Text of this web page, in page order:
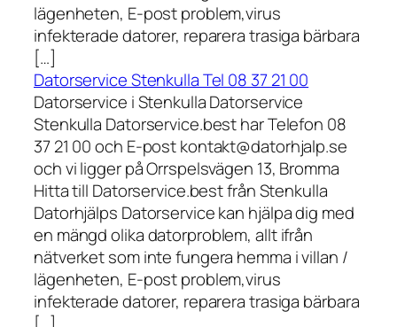
lägenheten, E-post problem,virus
infekterade datorer, reparera trasiga bärbara
[…]
Datorservice Stenkulla Tel 08 37 21 00
Datorservice i Stenkulla Datorservice
Stenkulla Datorservice.best har Telefon 08
37 21 00 och E-post kontakt@datorhjalp.se
och vi ligger på Orrspelsvägen 13, Bromma
Hitta till Datorservice.best från Stenkulla
Datorhjälps Datorservice kan hjälpa dig med
en mängd olika datorproblem, allt ifrån
nätverket som inte fungera hemma i villan /
lägenheten, E-post problem,virus
infekterade datorer, reparera trasiga bärbara